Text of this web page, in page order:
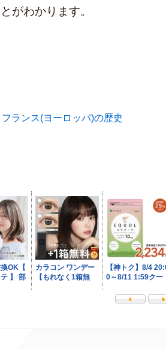
がわかります。
フランス(ヨーロッパ)の歴史